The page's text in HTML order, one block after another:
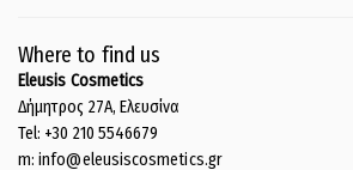
Where to find us
Eleusis Cosmetics
Δήμητρος 27Α, Ελευσίνα
Tel: +30 210 5546679
m: info@eleusiscosmetics.gr